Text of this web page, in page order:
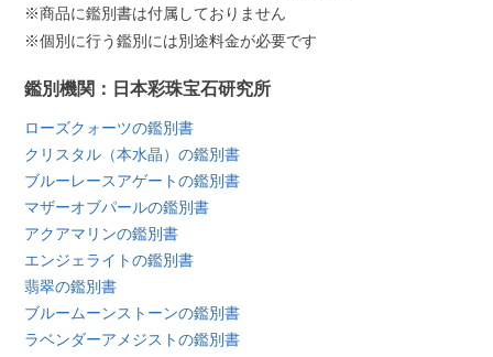
※商品に鑑別書は付属しておりません
※個別に行う鑑別には別途料金が必要です
鑑別機関：日本彩珠宝石研究所
ローズクォーツの鑑別書
クリスタル（本水晶）の鑑別書
ブルーレースアゲートの鑑別書
マザーオブパールの鑑別書
アクアマリンの鑑別書
エンジェライトの鑑別書
翡翠の鑑別書
ブルームーンストーンの鑑別書
ラベンダーアメジストの鑑別書